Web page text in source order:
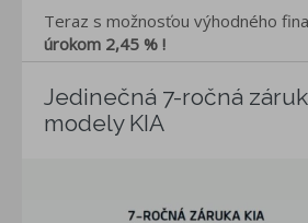
Teraz s možnosťou výhodného
úrokom 2,45 % !
Jedinečná 7-ročná
modely KIA